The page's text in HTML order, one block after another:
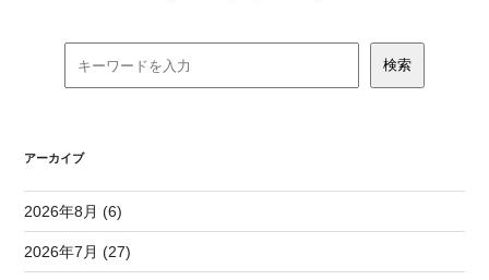
アーカイブ
2026年8月 (6)
2026年7月 (27)